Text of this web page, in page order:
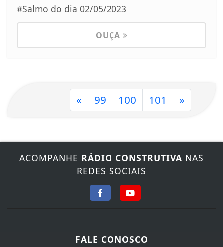
#Salmo do dia 02/05/2023
OUÇA
« 99 100 101 »
ACOMPANHE RÁDIO CONSTRUTIVA NAS
REDES SOCIAIS
FALE CONOSCO